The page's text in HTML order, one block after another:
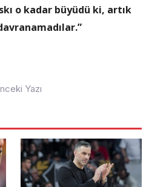
o kadar büyüdü ki, artık
Yazı